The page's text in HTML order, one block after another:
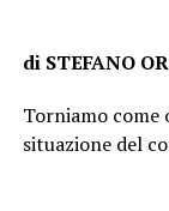
di STEFANO
Torniamo come
situazione del